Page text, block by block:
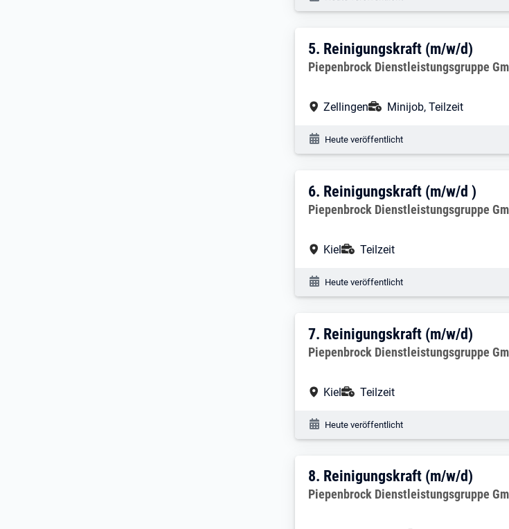
5. Ergebnis:
5. Reinigungskraft (m/w/d)
Arbeitgeber:
Piepenbrock Dienstleistungsgruppe
Arbeitsort:
Zellingen Anstellungsart:
Minijob, Teilzeit
Veröffentlichungsdatum:
Heute veröffentlicht
6. Ergebnis:
6. Reinigungskraft (m/w/d )
Arbeitgeber:
Piepenbrock Dienstleistungsgruppe
Arbeitsort:
Kiel Anstellungsart:
Teilzeit
Veröffentlichungsdatum:
Heute veröffentlicht
7. Ergebnis:
7. Reinigungskraft (m/w/d)
Arbeitgeber:
Piepenbrock Dienstleistungsgruppe
Arbeitsort:
Kiel Anstellungsart:
Teilzeit
Veröffentlichungsdatum:
Heute veröffentlicht
8. Ergebnis:
8. Reinigungskraft (m/w/d)
Arbeitgeber:
Piepenbrock Dienstleistungsgruppe